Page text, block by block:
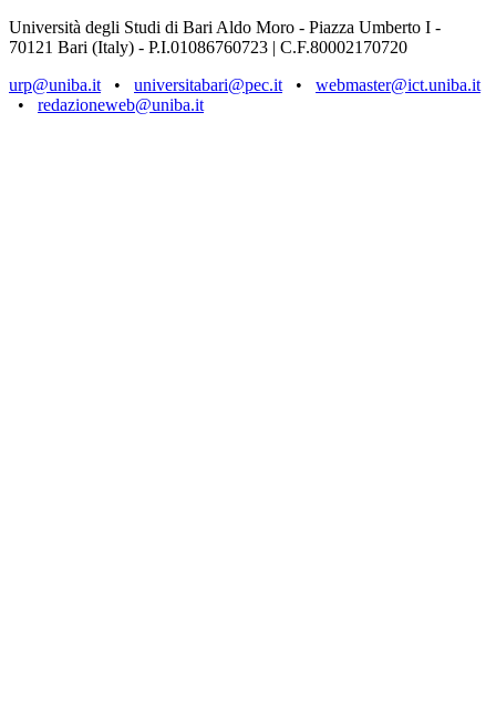
Università degli Studi di Bari Aldo Moro - Piazza Umberto I -
70121 Bari (Italy) - P.I.01086760723 | C.F.80002170720
urp@uniba.it• universitabari@pec.it• webmaster@ict.uniba.it
• redazioneweb@uniba.it